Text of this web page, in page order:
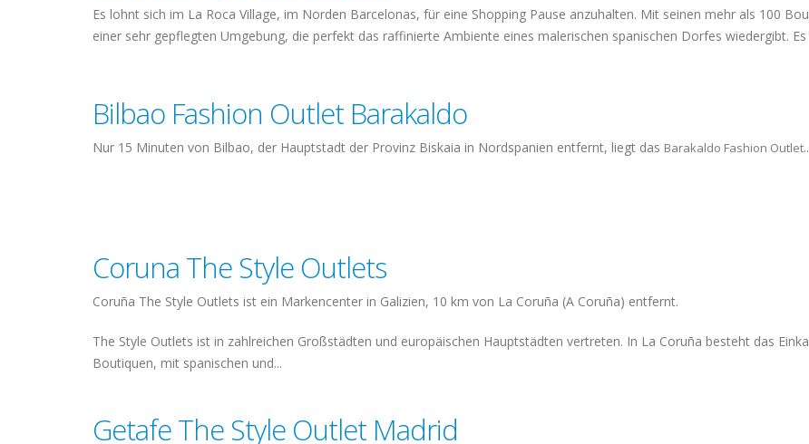
Es lohnt sich im La Roca Village, im Norden Barcelonas, für eine Shopping Pause anzuhalten. Mit seinen mehr als 100
einer sehr gepflegten Umgebung, die perfekt das raffinierte Ambiente eines malerischen spanischen Dorfes wiedergibt. Es
Bilbao Fashion Outlet Barakaldo
Nur 15 Minuten von Bilbao, der Hauptstadt der Provinz Biskaia in Nordspanien entfernt, liegt das Barakaldo Fashion Outlet
Coruna The Style Outlets
Coruña The Style Outlets ist ein Markencenter in Galizien, 10 km von La Coruña (A Coruña) entfernt.
The Style Outlets ist in zahlreichen Großstädten und europäischen Hauptstädten vertreten. In La Coruña besteht das
Boutiquen, mit spanischen und...
Getafe The Style Outlet Madrid